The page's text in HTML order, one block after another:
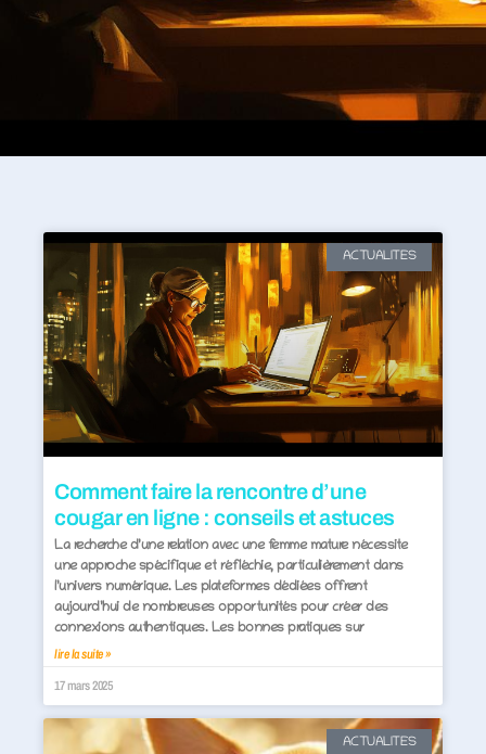
ACTUALITES
Comment faire la rencontre d’une
cougar en ligne : conseils et astuces
La recherche d’une relation avec une femme mature nécessite
une approche spécifique et réfléchie, particulièrement dans
l’univers numérique. Les plateformes dédiées offrent
aujourd’hui de nombreuses opportunités pour créer des
connexions authentiques. Les bonnes pratiques sur
lire la suite »
17 mars 2025
ACTUALITES